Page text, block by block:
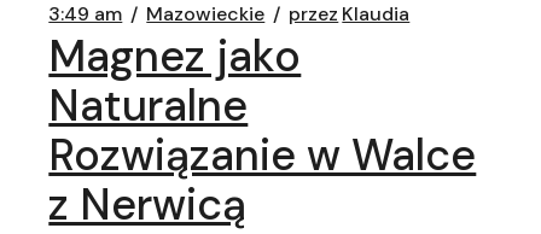
3:49 am Mazowieckie przez Klaudia
Magnez jako
Naturalne
Rozwiązanie w Walce
z Nerwicą